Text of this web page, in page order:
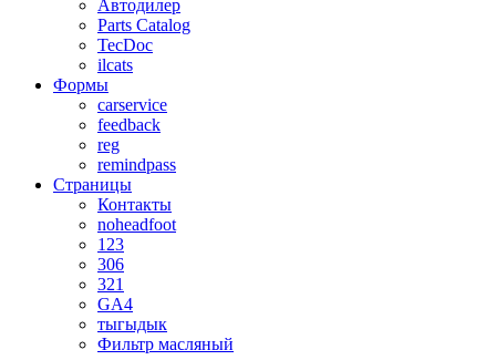
Автодилер
Parts Catalog
TecDoc
ilcats
Формы
carservice
feedback
reg
remindpass
Страницы
Контакты
noheadfoot
123
306
321
GA4
тыгыдык
Фильтр масляный